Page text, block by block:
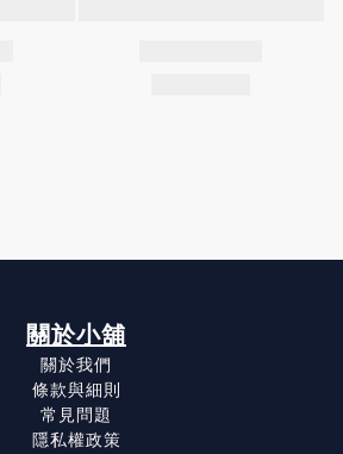
關於小舖
關於我們
條款與細則
常見問題
隱私權政策